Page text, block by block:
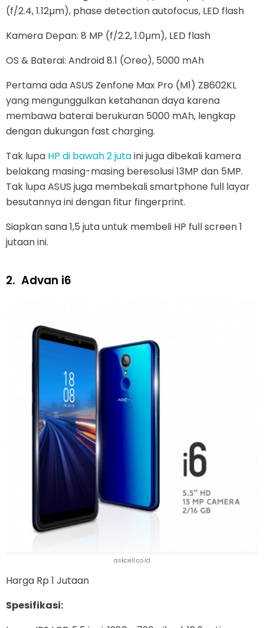
(f/2.4, 1.12µm), phase detection autofocus, LED flash
Kamera Depan: 8 MP (f/2.2, 1.0µm), LED flash
OS & Baterai: Android 8.1 (Oreo), 5000 mAh
Pertama ada ASUS Zenfone Max Pro (M1) ZB602KL
yang mengunggulkan ketahanan daya karena
membawa baterai berukuran 5000 mAh, lengkap
dengan dukungan fast charging.
Tak lupa HP di bawah 2 jutaini juga dibekali kamera
belakang masing-masing beresolusi 13MP dan 5MP.
Tak lupa ASUS juga membekali smartphone full layar
besutannya ini dengan fitur fingerprint.
Siapkan sana 1,5 juta untuk membeli HP full screen 1
jutaan ini.
2. Advan i6
askcell.co.id
Harga Rp 1 Jutaan
Spesifikasi: